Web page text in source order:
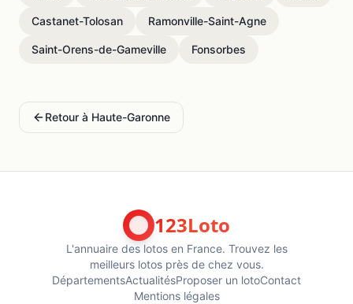
Castanet-Tolosan Ramonville-Saint-Agne
Saint-Orens-de-Gameville Fonsorbes
Retour à Haute-Garonne
123Loto
L'annuaire des lotos en France. Trouvez les
meilleurs lotos près de chez vous.
DépartementsActualitésProposer un lotoContact
Mentions légales